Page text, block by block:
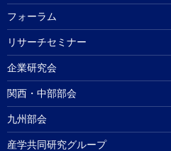
フォーラム
リサーチセミナー
企業研究会
関西・中部部会
九州部会
産学共同研究グループ